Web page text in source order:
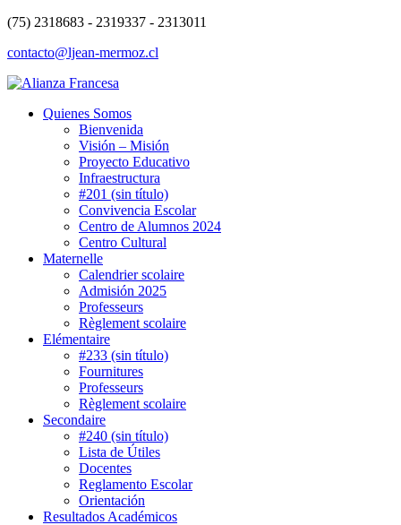
(75) 2318683 - 2319337 - 2313011
contacto@ljean-mermoz.cl
Quienes Somos
Bienvenida
Visión – Misión
Proyecto Educativo
Infraestructura
#201 (sin título)
Convivencia Escolar
Centro de Alumnos 2024
Centro Cultural
Maternelle
Calendrier scolaire
Admisión 2025
Professeurs
Règlement scolaire
Elémentaire
#233 (sin título)
Fournitures
Professeurs
Règlement scolaire
Secondaire
#240 (sin título)
Lista de Útiles
Docentes
Reglamento Escolar
Orientación
Resultados Académicos